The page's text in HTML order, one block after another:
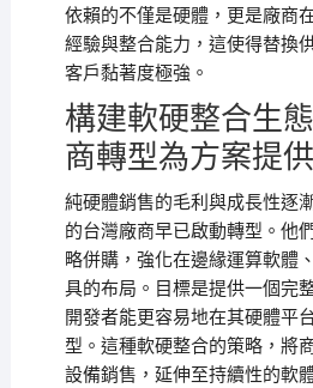
依賴的不僅是硬體，更是廠商
經驗與整合能力，這使得替換
客戶黏著度極強。
構建軟硬整合生
商轉型為方案提
純硬體銷售的毛利與成長性逐
的台灣廠商早已啟動轉型。他
略併購，強化在邊緣運算軟體
具的布局。目標是提供一個完
開發者能更容易地在其硬體平
型。這種軟硬整合的策略，將
設備銷售，延伸至持續性的軟